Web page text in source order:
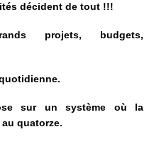
décident de tout !!!
projets, budgets,
sur un système où la
quatorze.